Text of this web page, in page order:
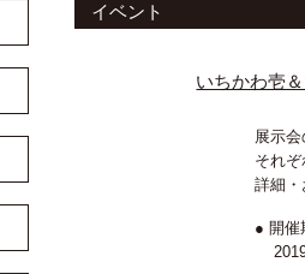
イベント
いちかわ壱
展示
それ
詳細・
● 開催